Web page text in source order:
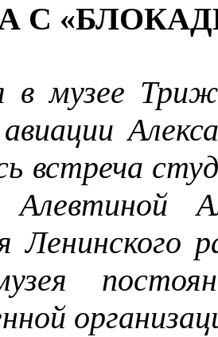
С
в музее
встреча
Ленинского